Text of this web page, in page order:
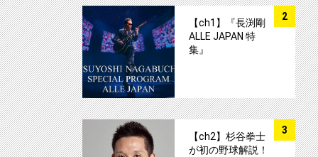
2
【ch1】『長渕剛
ALLE JAPAN 特
集』
3
【ch2】杉谷拳士
が初の野球解説！